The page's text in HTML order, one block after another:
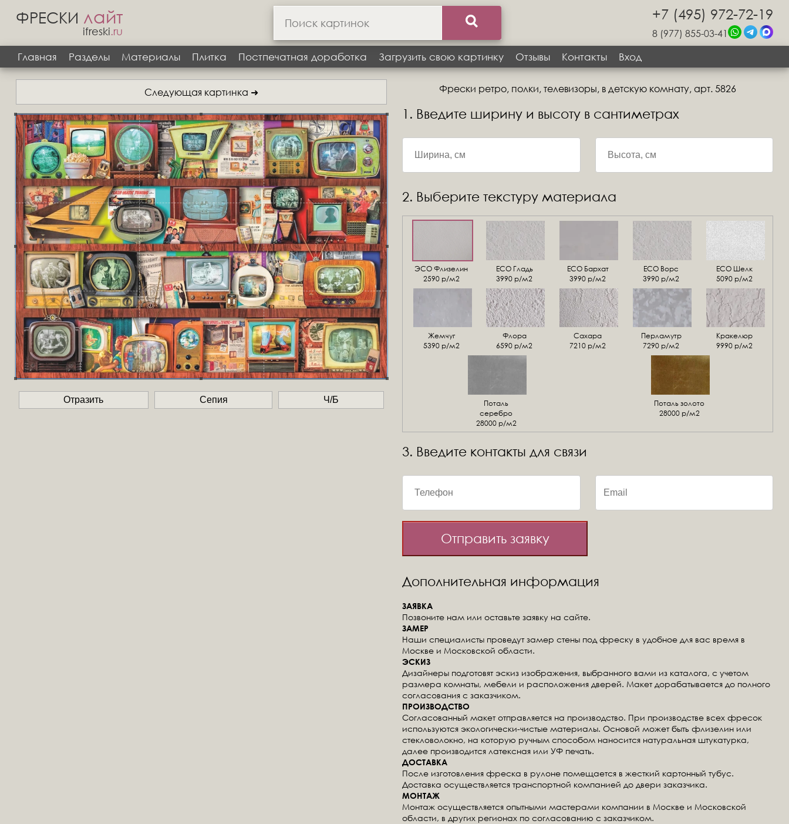
ФРЕСКИ лайт
ifreski.ru
+7 (495) 972-72-19
8 (977) 855-03-41
Главная
Разделы Материалы Плитка Постпечатная доработка Загрузить свою картинку Отзывы Контакты Вход
Следующая картинка ➜
Отразить Сепия Ч/Б
Фрески ретро, полки, телевизоры, в детскую комнату, арт. 5826
1. Введите ширину и высоту в сантиметрах
2. Выберите текстуру материала
ЭСО Флизелин
2590 р/м2
ЕСО Гладь
3990 р/м2
ECO Бархат
3990 р/м2
ЕСО Ворс
3990 р/м2
ЕСО Шелк
5090 р/м2
Жемчуг
5390 р/м2
Флора
6590 р/м2
Сахара
7210 р/м2
Перламутр
7290 р/м2
Кракелюр
9990 р/м2
Поталь
серебро
28000 р/м2
Поталь золото
28000 р/м2
3. Введите контакты для связи
Отправить заявку
Дополнительная информация
ЗАЯВКА
Позвоните нам или оставьте заявку на сайте.
ЗАМЕР
Наши специалисты проведут замер стены под фреску в удобное для вас время в
Москве и Московской области.
ЭСКИЗ
Дизайнеры подготовят эскиз изображения, выбранного вами из каталога, с учетом
размера комнаты, мебели и расположения дверей. Макет дорабатывается до полного
согласования с заказчиком.
ПРОИЗВОДСТВО
Согласованный макет отправляется на производство. При производстве всех фресок
используются экологически-чистые материалы. Основой может быть флизелин или
стекловолокно, на которую ручным способом наносится натуральная штукатурка,
далее производится латексная или УФ печать.
ДОСТАВКА
После изготовления фреска в рулоне помещается в жесткий картонный тубус.
Доставка осуществляется транспортной компанией до двери заказчика.
МОНТАЖ
Монтаж осуществляется опытными мастерами компании в Москве и Московской
области, в других регионах по согласованию с заказчиком.